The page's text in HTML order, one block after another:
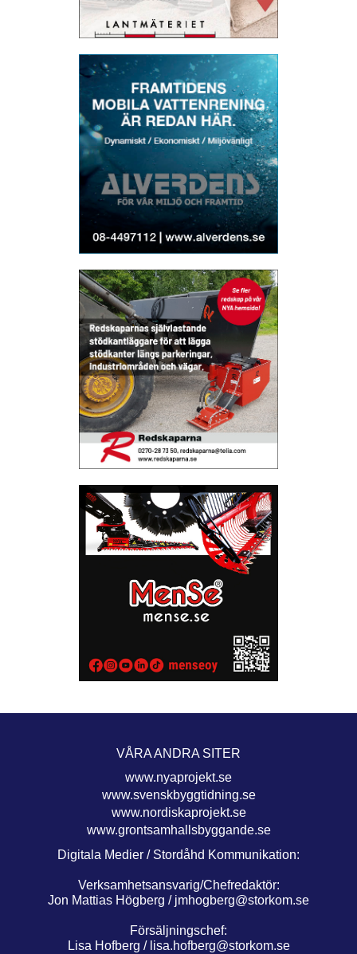
VÅRA ANDRA SITER
www.nyaprojekt.se
www.svenskbyggtidning.se
www.nordiskaprojekt.se
www.grontsamhallsbyggande.se
Digitala Medier / Stordåhd Kommunikation:
Verksamhetsansvarig/Chefredaktör:
Jon Mattias Högberg / jmhogberg@storkom.se
Försäljningschef:
Lisa Hofberg / lisa.hofberg@storkom.se